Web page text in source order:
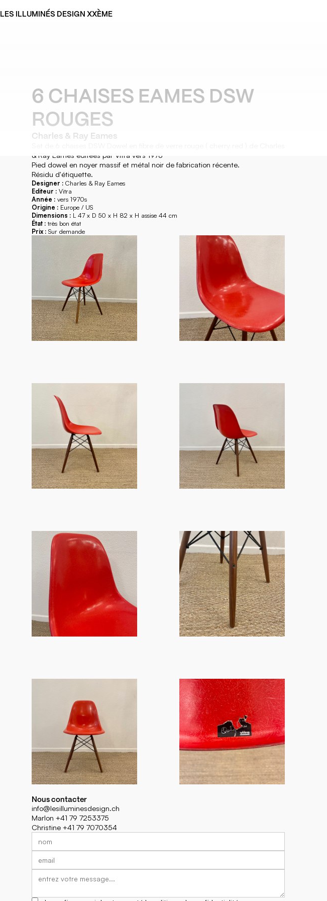
LES ILLUMINÉS DESIGN XXÈME
6 CHAISES EAMES DSW
ROUGES
Charles & Ray Eames
& Ray Eames éditées par Vitra vers 1978
Pied dowel en noyer massif et métal noir de fabrication récente.
Résidu d'étiquette.
Designer : Charles & Ray Eames
Editeur : Vitra
Année : vers 1970s
Origine : Europe / US
Dimensions : L 47 x D 50 x H 82 x H assise 44 cm
État : très bon état
Prix : Sur demande
Nous contacter
info@lesilluminesdesign.ch
Marlon +41 79 7253375
Christine +41 79 7070354